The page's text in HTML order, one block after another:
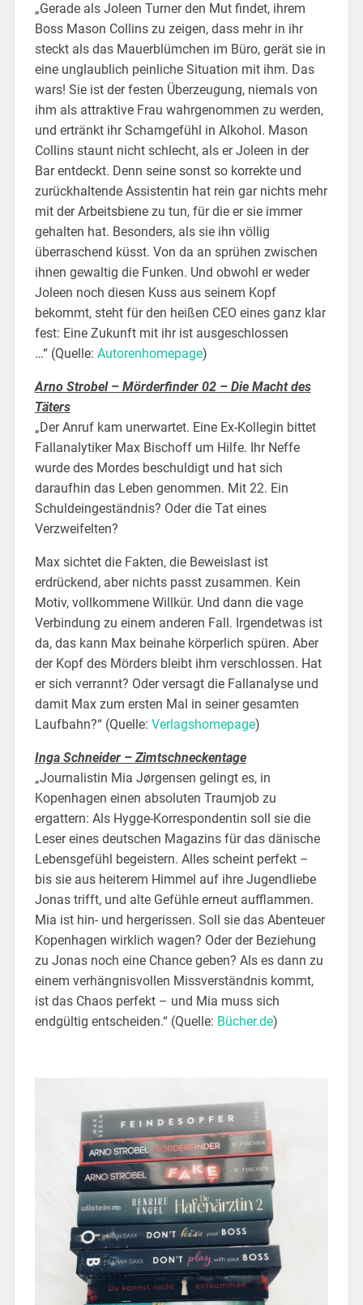
„Gerade als Joleen Turner den Mut findet, ihrem
Boss Mason Collins zu zeigen, dass mehr in ihr
steckt als das Mauerblümchen im Büro, gerät sie in
eine unglaublich peinliche Situation mit ihm. Das
wars! Sie ist der festen Überzeugung, niemals von
ihm als attraktive Frau wahrgenommen zu werden,
und ertränkt ihr Schamgefühl in Alkohol. Mason
Collins staunt nicht schlecht, als er Joleen in der
Bar entdeckt. Denn seine sonst so korrekte und
zurückhaltende Assistentin hat rein gar nichts mehr
mit der Arbeitsbiene zu tun, für die er sie immer
gehalten hat. Besonders, als sie ihn völlig
überraschend küsst. Von da an sprühen zwischen
ihnen gewaltig die Funken. Und obwohl er weder
Joleen noch diesen Kuss aus seinem Kopf
bekommt, steht für den heißen CEO eines ganz klar
fest: Eine Zukunft mit ihr ist ausgeschlossen
…“ (Quelle: Autorenhomepage)
Arno Strobel – Mörderfinder 02 – Die Macht des
Täters
„Der Anruf kam unerwartet. Eine Ex-Kollegin bittet
Fallanalytiker Max Bischoff um Hilfe. Ihr Neffe
wurde des Mordes beschuldigt und hat sich
daraufhin das Leben genommen. Mit 22. Ein
Schuldeingeständnis? Oder die Tat eines
Verzweifelten?
Max sichtet die Fakten, die Beweislast ist
erdrückend, aber nichts passt zusammen. Kein
Motiv, vollkommene Willkür. Und dann die vage
Verbindung zu einem anderen Fall. Irgendetwas ist
da, das kann Max beinahe körperlich spüren. Aber
der Kopf des Mörders bleibt ihm verschlossen. Hat
er sich verrannt? Oder versagt die Fallanalyse und
damit Max zum ersten Mal in seiner gesamten
Laufbahn?“ (Quelle: Verlagshomepage)
Inga Schneider – Zimtschneckentage
„Journalistin Mia Jørgensen gelingt es, in
Kopenhagen einen absoluten Traumjob zu
ergattern: Als Hygge-Korrespondentin soll sie die
Leser eines deutschen Magazins für das dänische
Lebensgefühl begeistern. Alles scheint perfekt –
bis sie aus heiterem Himmel auf ihre Jugendliebe
Jonas trifft, und alte Gefühle erneut aufflammen.
Mia ist hin- und hergerissen. Soll sie das Abenteuer
Kopenhagen wirklich wagen? Oder der Beziehung
zu Jonas noch eine Chance geben? Als es dann zu
einem verhängnisvollen Missverständnis kommt,
ist das Chaos perfekt – und Mia muss sich
endgültig entscheiden.“ (Quelle: Bücher.de)